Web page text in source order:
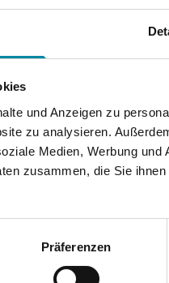
und Anzeigen zu
zu analysieren.
Medien, Werbung
zusammen, die Sie
Präferenzen
wir mit einem
zählen: